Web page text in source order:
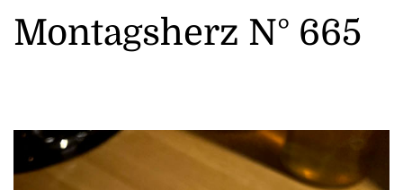
Montagsherz N° 665